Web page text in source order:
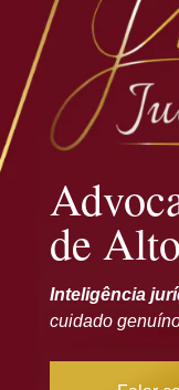
de
Inteligência
cuidado